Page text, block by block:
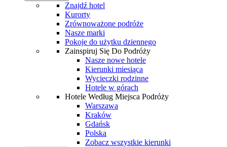
Znajdź hotel
Kurorty
Zrównoważone podróże
Nasze marki
Pokoje do użytku dziennego
Zainspiruj Się Do Podróży
Nasze nowe hotele
Kierunki miesiąca
Wycieczki rodzinne
Hotele w górach
Hotele Według Miejsca Podróży
Warszawa
Kraków
Gdańsk
Polska
Zobacz wszystkie kierunki